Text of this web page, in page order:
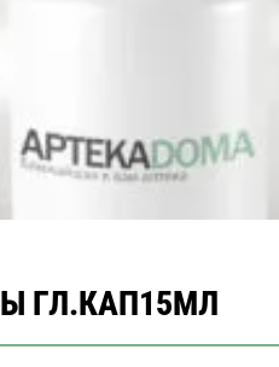
ГЛ.КАП15МЛ